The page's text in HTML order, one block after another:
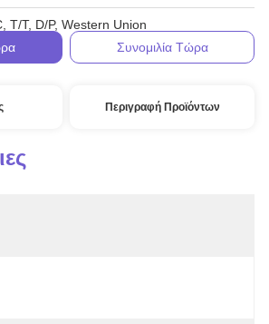
T/T, D/P, Western Union
Συνομιλία Τώρα
Περιγραφή Προϊόντων